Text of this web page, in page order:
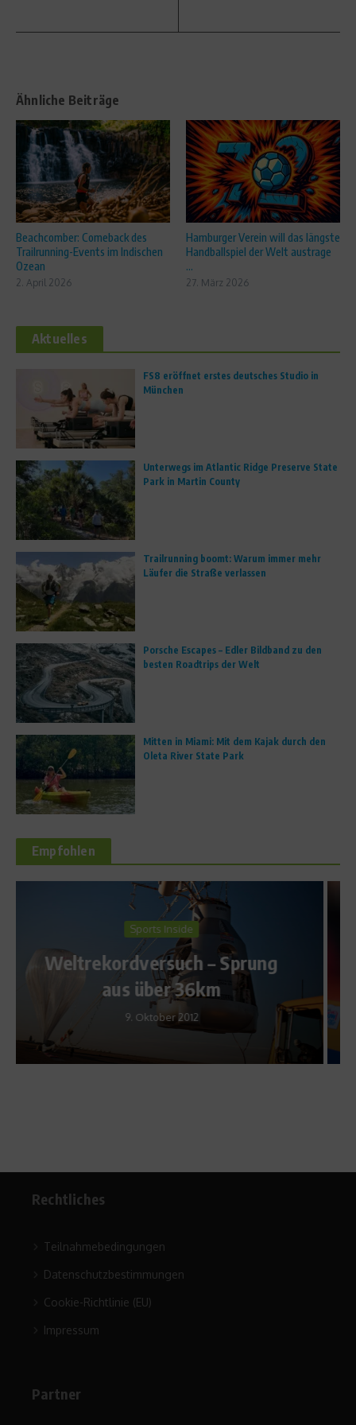
Ähnliche Beiträge
Beachcomber: Comeback des
Trailrunning-Events im Indischen
Ozean
2. April 2026
Hamburger Verein will das längste
Handballspiel der Welt austrage
...
27. März 2026
Aktuelles
FS8 eröffnet erstes deutsches Studio in
München
Unterwegs im Atlantic Ridge Preserve State
Park in Martin County
Trailrunning boomt: Warum immer mehr
Läufer die Straße verlassen
Porsche Escapes – Edler Bildband zu den
besten Roadtrips der Welt
Mitten in Miami: Mit dem Kajak durch den
Oleta River State Park
Empfohlen
Sports Inside
Aller guten Dinge sind drei –
Eric Frenzels Kolumne
20. Januar 2014
Rechtliches
Teilnahmebedingungen
Datenschutzbestimmungen
Cookie-Richtlinie (EU)
Impressum
Partner